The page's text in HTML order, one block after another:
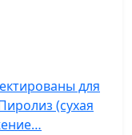
для
(сухая